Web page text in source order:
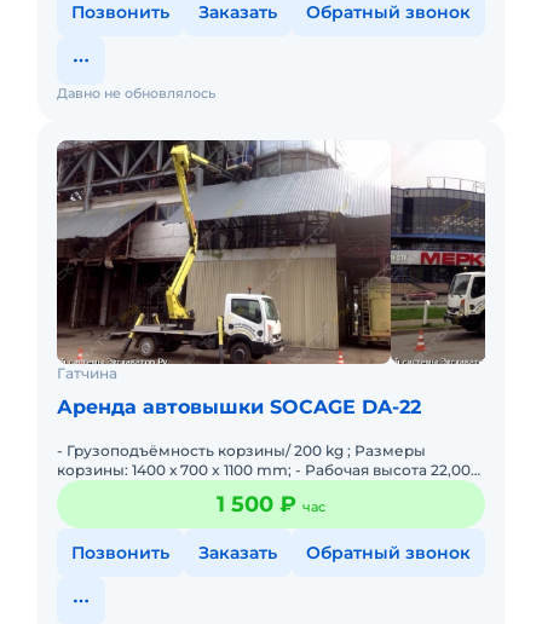
Позвонить Заказать Обратный звонок
Давно не обновлялось
Гатчина
Аренда автовышки SOCAGE DA-22
- Грузоподъёмность корзины/ 200 kg ; Размеры
корзины: 1400 х 700 x 1100 mm; - Рабочая высота 22,00
m; Максимальная досягаемость отклонения в сторону:
9,50
1 500 ₽ час
Позвонить Заказать Обратный звонок